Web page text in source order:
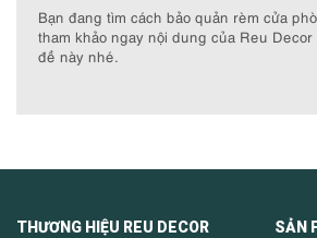
Bạn đang tìm cách bảo quản rèm cửa
tham khảo ngay nội dung của Reu
đề này nhé.
THƯƠNG HIỆU REU DECOR SẢN